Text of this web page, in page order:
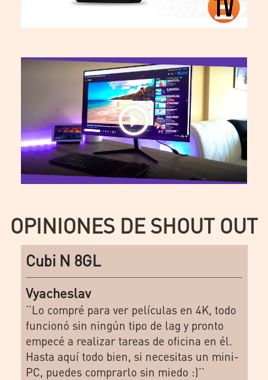
OPINIONES DE SHOUT OUT
Cubi N 8GL
Vyacheslav
‘’Lo compré para ver películas en 4K, todo
funcionó sin ningún tipo de lag y pronto
empecé a realizar tareas de oficina en él.
Hasta aquí todo bien, si necesitas un mini-
PC, puedes comprarlo sin miedo :)’’